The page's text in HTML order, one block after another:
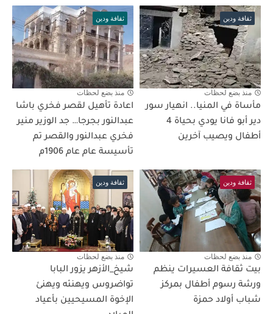
ثقافة ودين
منذ بضع لحظات
مأساة في المنيا.. انهيار سور
دير أبو فانا يودي بحياة 4
أطفال ويصيب آخرين
ثقافة ودين
منذ بضع لحظات
اعادة تأهيل لقصر فخري باشا
عبدالنور بجرجا… جد الوزير منير
فخري عبدالنور والقصر تم
تأسيسة عام عام 1906م
ثقافة ودين
منذ بضع لحظات
بيت ثقافة العسيرات ينظم
ورشة رسوم أطفال بمركز
شباب أولاد حمزة
ثقافة ودين
منذ بضع لحظات
شيخ_الأزهر يزور البابا
تواضروس ويهنئه ويهنئ
الإخوة المسيحيين بأعياد